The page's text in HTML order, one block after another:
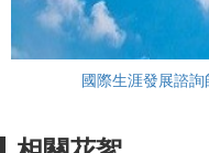
國際生涯發展諮